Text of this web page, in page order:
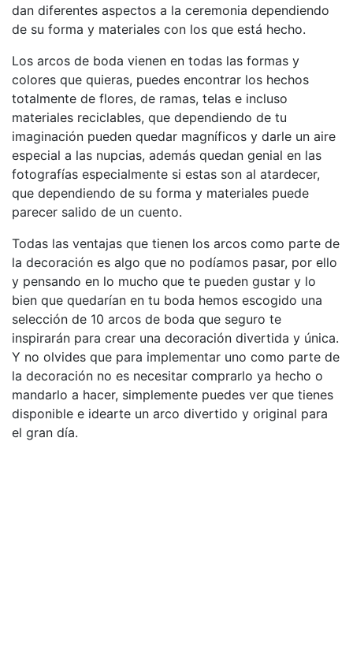
dan diferentes aspectos a la ceremonia dependiendo
de su forma y materiales con los que está hecho.
Los arcos de boda vienen en todas las formas y
colores que quieras, puedes encontrar los hechos
totalmente de flores, de ramas, telas e incluso
materiales reciclables, que dependiendo de tu
imaginación pueden quedar magníficos y darle un aire
especial a las nupcias, además quedan genial en las
fotografías especialmente si estas son al atardecer,
que dependiendo de su forma y materiales puede
parecer salido de un cuento.
Todas las ventajas que tienen los arcos como parte de
la decoración es algo que no podíamos pasar, por ello
y pensando en lo mucho que te pueden gustar y lo
bien que quedarían en tu boda hemos escogido una
selección de 10 arcos de boda que seguro te
inspirarán para crear una decoración divertida y única.
Y no olvides que para implementar uno como parte de
la decoración no es necesitar comprarlo ya hecho o
mandarlo a hacer, simplemente puedes ver que tienes
disponible e idearte un arco divertido y original para
el gran día.